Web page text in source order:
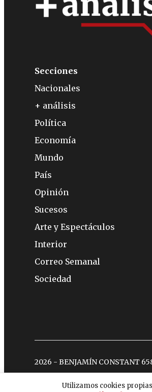
Utilizamos cookies
Secciones
Nacionales
+ análisis
Política
Economía
Mundo
País
Opinión
Sucesos
Arte y Espectáculos
Interior
Correo Semanal
Sociedad
2026 - BENJAMÍN CONSTANT